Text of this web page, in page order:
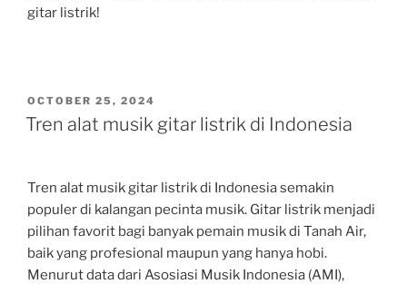
gitar listrik!
POSTED
ON
OCTOBER 25, 2024
Tren alat musik gitar listrik di Indonesia
Tren alat musik gitar listrik di Indonesia semakin
populer di kalangan pecinta musik. Gitar listrik menjadi
pilihan favorit bagi banyak pemain musik di Tanah Air,
baik yang profesional maupun yang hanya hobi.
Menurut data dari Asosiasi Musik Indonesia (AMI),